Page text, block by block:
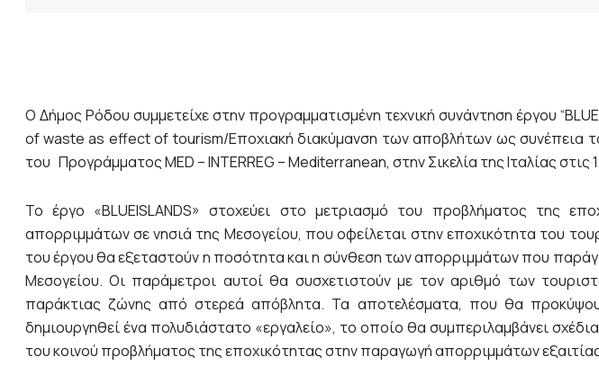
Ο Δήμος Ρόδου συμμετείχε στην προγραμματισμένη τεχνική συνάντηση έργου
of waste as effect of tourism/Εποχιακή διακύµανση των αποβλήτων ως συνέπεια
του Προγράμματος MED – INTERREG – Mediterranean, στην Σικελία της Ιταλίας στις
Το έργο «BLUEISLANDS» στοχεύει στο μετριασμό του προβλήµατος της
απορριµµάτων σε νησιά της Μεσογείου, που οφείλεται στην εποχικότητα του
του έργου θα εξεταστούν η ποσότητα και η σύνθεση των απορριµµάτων που
Μεσογείου. Οι παράµετροι αυτοί θα συσχετιστούν µε τον αριθµό των
παράκτιας ζώνης από στερεά απόβλητα. Τα αποτελέσµατα, που θα
δηµιουργηθεί ένα πολυδιάστατο «εργαλείο», το οποίο θα συµπεριλαµβάνει
του κοινού προβλήµατος της εποχικότητας στην παραγωγή απορριµµάτων